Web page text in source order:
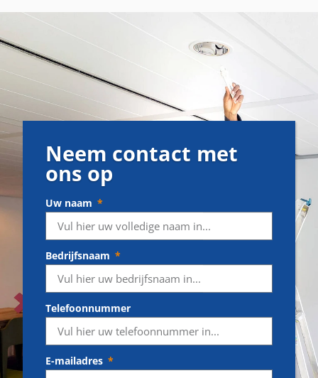
ons op
Uw naam
Telefoonnummer
E-mailadres
Wat is uw vraag of opmerking?
Ik ga akkoord met deprivacyvoorwaarden